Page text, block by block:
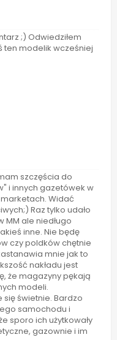
;) Odwiedziłem
ten modelik wcześniej
szczęścia do
i innych gazetówek w
Widać
Raz tylko udało
MM ale niedługo
inne. Nie będę
czy poldków chętnie
mnie jak to
nakładu jest
że magazyny pękają
modeli.
się świetnie. Bardzo
samochodu i
sporo ich użytkowały
gazownie i im